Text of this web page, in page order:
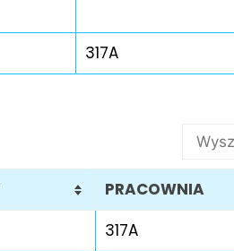
317A
PRACOWNIA
317A